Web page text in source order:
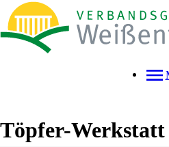
Töpfer-